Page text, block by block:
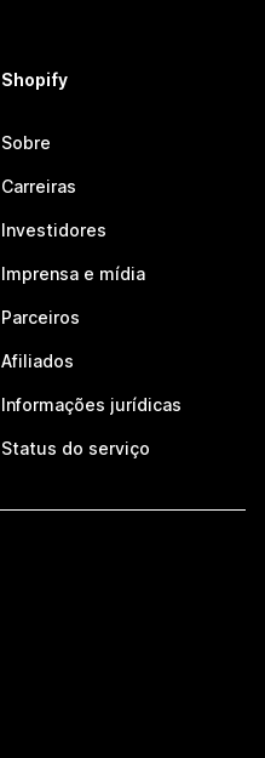
Shopify
Sobre
Carreiras
Investidores
Imprensa e mídia
Parceiros
Afiliados
Informações jurídicas
Status do serviço